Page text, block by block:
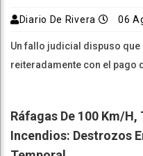
Diario De Rivera 06
Un fallo judicial dispuso
reiteradamente con el pago
Ráfagas De 100 Km/h,
Incendios: Destrozos